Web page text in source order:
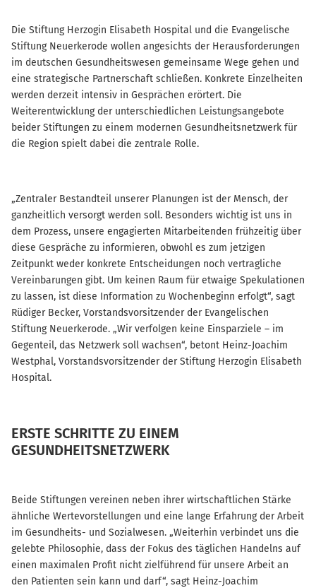
Die Stiftung Herzogin Elisabeth Hospital und die Evangelische
Stiftung Neuerkerode wollen angesichts der Herausforderungen
im deutschen Gesundheitswesen gemeinsame Wege gehen und
eine strategische Partnerschaft schließen. Konkrete Einzelheiten
werden derzeit intensiv in Gesprächen erörtert. Die
Weiterentwicklung der unterschiedlichen Leistungsangebote
beider Stiftungen zu einem modernen Gesundheitsnetzwerk für
die Region spielt dabei die zentrale Rolle.
„Zentraler Bestandteil unserer Planungen ist der Mensch, der
ganzheitlich versorgt werden soll. Besonders wichtig ist uns in
dem Prozess, unsere engagierten Mitarbeitenden frühzeitig über
diese Gespräche zu informieren, obwohl es zum jetzigen
Zeitpunkt weder konkrete Entscheidungen noch vertragliche
Vereinbarungen gibt. Um keinen Raum für etwaige Spekulationen
zu lassen, ist diese Information zu Wochenbeginn erfolgt“, sagt
Rüdiger Becker, Vorstandsvorsitzender der Evangelischen
Stiftung Neuerkerode. „Wir verfolgen keine Einsparziele – im
Gegenteil, das Netzwerk soll wachsen“, betont Heinz-Joachim
Westphal, Vorstandsvorsitzender der Stiftung Herzogin Elisabeth
Hospital.
ERSTE SCHRITTE ZU EINEM
GESUNDHEITSNETZWERK
Beide Stiftungen vereinen neben ihrer wirtschaftlichen Stärke
ähnliche Wertevorstellungen und eine lange Erfahrung der Arbeit
im Gesundheits- und Sozialwesen. „Weiterhin verbindet uns die
gelebte Philosophie, dass der Fokus des täglichen Handelns auf
einen maximalen Profit nicht zielführend für unsere Arbeit an
den Patienten sein kann und darf“, sagt Heinz-Joachim